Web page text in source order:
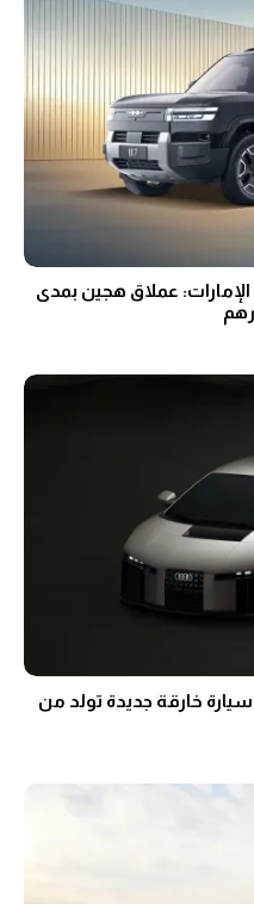
تاي 7 رسمياً في الإمارات: عملاق هجين بمدى
سيارة خارقة جديدة تولد من